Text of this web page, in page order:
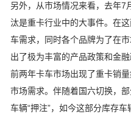
另外，从市场情况来看，去年7
汰是重卡行业中的大事件。在
车需求，同时各个品牌为了在
出了极为丰富的产品政策和金
前两年卡车市场出现了重卡销
市场需求。伴随着国六切换，
车辆“押注”，如今这部分库存车